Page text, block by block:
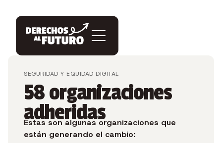
SEGURIDAD Y EQUIDAD DIGITAL
58 organizaciones
adheridas
Estas son algunas organizaciones que
están generando el cambio: